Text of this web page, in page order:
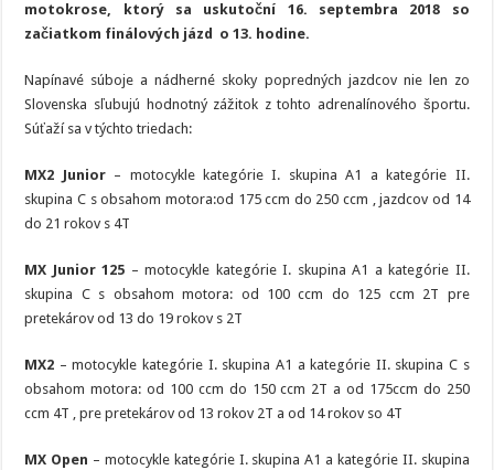
motokrose
motokrose, ktorý sa uskutoční 16. septembra 2018 so
začiatkom finálových jázd o 13. hodine.
Napínavé súboje a nádherné skoky popredných jazdcov nie len zo
Slovenska sľubujú hodnotný zážitok z tohto adrenalínového športu.
Súťaží sa v týchto triedach:
MX2 Junior– motocykle kategórie I. skupina A1 a kategórie II.
skupina C s obsahom motora:od 175 ccm do 250 ccm , jazdcov od 14
do 21 rokov s 4T
MX Junior 125 – motocykle kategórie I. skupina A1 a kategórie II.
skupina C s obsahom motora: od 100 ccm do 125 ccm 2T pre
pretekárov od 13 do 19 rokov s 2T
MX2 – motocykle kategórie I. skupina A1 a kategórie II. skupina C s
obsahom motora: od 100 ccm do 150 ccm 2T a od 175ccm do 250
ccm 4T , pre pretekárov od 13 rokov 2T a od 14 rokov so 4T
MX Open – motocykle kategórie I. skupina A1 a kategórie II. skupina